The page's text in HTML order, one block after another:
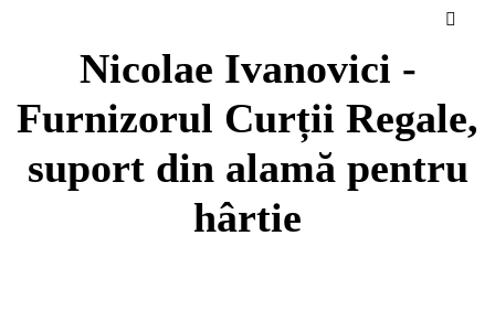
Nicolae Ivanovici -
Furnizorul Curții Regale,
suport din alamă pentru
hârtie